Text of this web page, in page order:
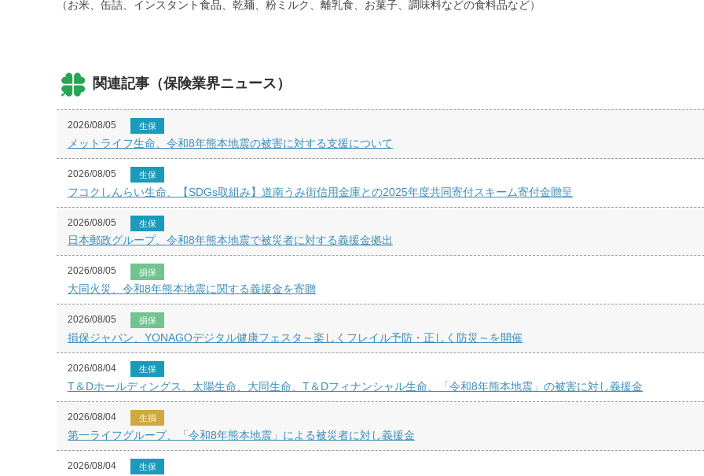
（お米、缶詰、インスタント食品、乾麺、粉ミルク、離乳食、お菓子、調味料などの食料品など）
関連記事（保険業界ニュース）
2026/08/05 生保
メットライフ生命、令和8年熊本地震の被害に対する支援について
2026/08/05 生保
フコクしんらい生命、【SDGs取組み】道南うみ街信用金庫との2025年度共同寄付スキーム寄付金贈呈
2026/08/05 生保
日本郵政グループ、令和8年熊本地震で被災者に対する義援金拠出
2026/08/05 損保
大同火災、令和8年熊本地震に関する義援金を寄贈
2026/08/05 損保
損保ジャパン、YONAGOデジタル健康フェスタ～楽しくフレイル予防・正しく防災～を開催
2026/08/04 生保
T＆Dホールディングス、太陽生命、大同生命、T＆Dフィナンシャル生命、「令和8年熊本地震」の被害に対し義援金
2026/08/04 生損
第一ライフグループ、「令和8年熊本地震」による被災者に対し義援金
2026/08/04 生保